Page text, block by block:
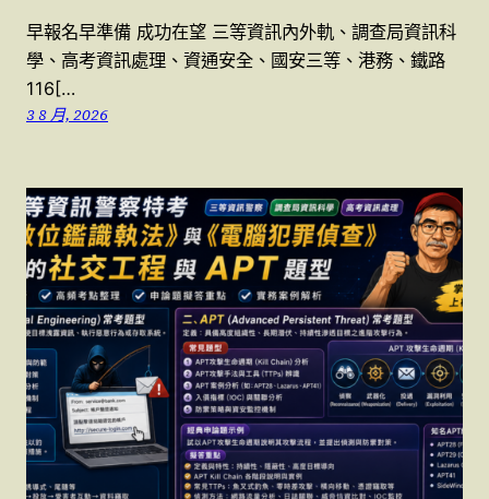
早報名早準備 成功在望 三等資訊內外軌、調查局資訊科
學、高考資訊處理、資通安全、國安三等、港務、鐵路
116[…
3 8 月, 2026